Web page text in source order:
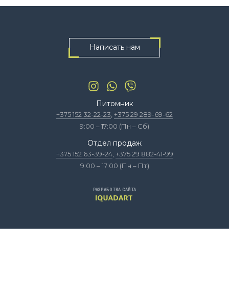
Написать нам
Питомник
+375 152 32-22-23 +375 29 289-69-62
9:00 – 17:00 (Пн – Сб)
Отдел продаж
+375 152 63-39-24, +375 29 882-41-99
9:00 – 17:00 (Пн – Пт)
РАЗРАБОТКА САЙТА